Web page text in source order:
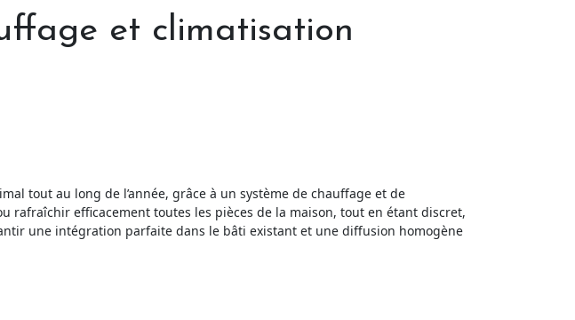
et climatisation
tout au long de l’année, grâce à un système de chauffage et de
rafraîchir efficacement toutes les pièces de la maison, tout en étant discret,
une intégration parfaite dans le bâti existant et une diffusion homogène